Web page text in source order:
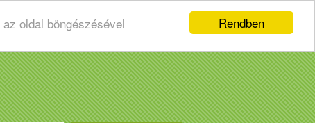
Rendben
oldal böngészésével